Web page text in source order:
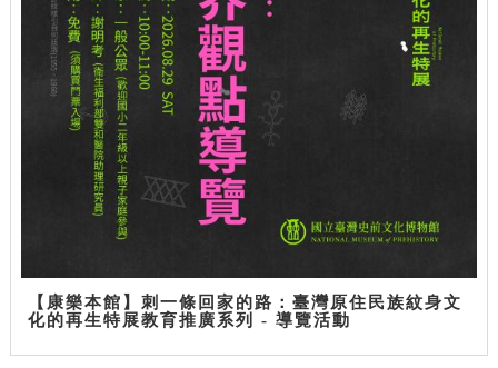
【康樂本館】刺一條回家的路：臺灣原住民族紋身文
化的再生特展教育推廣系列 - 導覽活動